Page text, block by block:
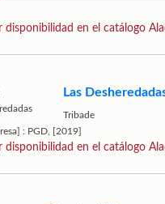
disponibilidad en el catálogo
Las
Tribade
: PGD, [2019]
disponibilidad en el catálogo